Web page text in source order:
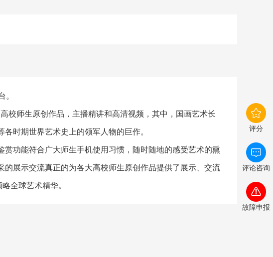
校师生原创作品，主播精讲和高清视频，其中，国画艺术长
时期世界艺术史上的领军人物的巨作。
功能符合广大师生手机使用习惯，随时随地的感受艺术的熏
展示交流真正的为各大高校师生原创作品提供了展示、交流
全球艺术精华。
评分
评论咨询
故障申报